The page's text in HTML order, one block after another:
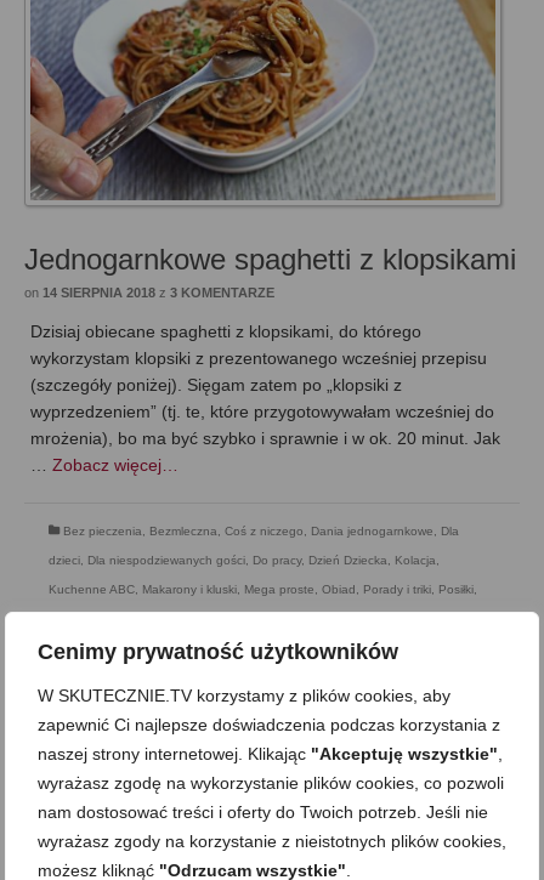
Cenimy prywatność użytkowników
W SKUTECZNIE.TV korzystamy z plików cookies, aby
zapewnić Ci najlepsze doświadczenia podczas korzystania z
naszej strony internetowej. Klikając "Akceptuję wszystkie"
wyrażasz zgodę na wykorzystanie plików cookies, co pozwoli
nam dostosować treści i oferty do Twoich potrzeb. Jeśli nie
wyrażasz zgody na korzystanie z nieistotnych plików cookies,
możesz kliknąć "Odrzucam wszystkie"
Jednogarnkowe spaghetti z klopsikami
on 14 SIERPNIA 2018 z 3 KOMENTARZE
Dzisiaj obiecane spaghetti z klopsikami, do którego
wykorzystam klopsiki z prezentowanego wcześniej przepisu
(szczegóły poniżej). Sięgam zatem po „klopsiki z
wyprzedzeniem” (tj. te, które przygotowywałam wcześniej do
mrożenia), bo ma być szybko i sprawnie i w ok. 20 minut. Jak
… Zobacz więcej…
Bez pieczenia, Bezmleczna, Coś z niczego, Dania jednogarnkowe, Dla
dzieci, Dla niespodziewanych gości, Do pracy, Dzień Dziecka, Kolacja,
Kuchenne ABC, Makarony i kluski, Mega proste, Obiad , Porady i triki, Posiłki,
warzywa,Walentynki,Zdrowe jedzenie